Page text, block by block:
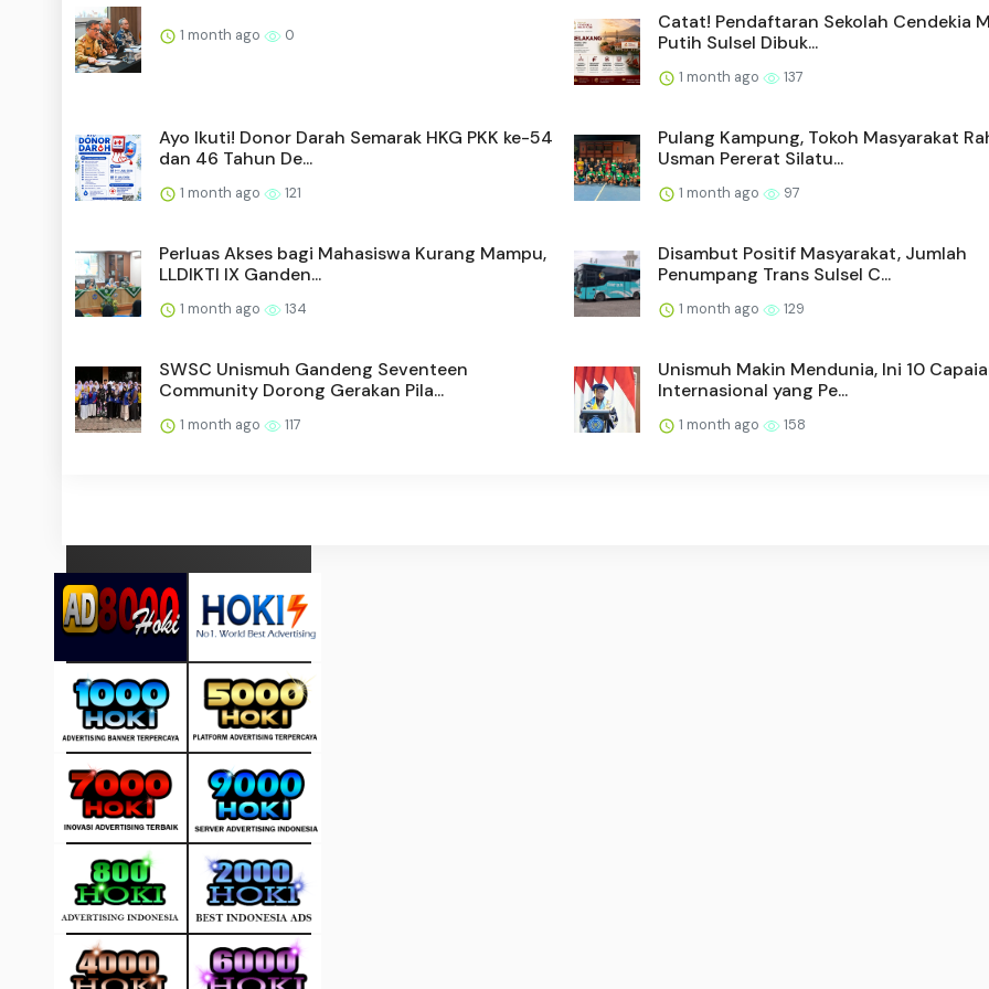
1 month ago 0
Catat! Pendaftaran Sekolah Cendekia
Putih Sulsel Dibuk...
1 month ago 137
Ayo Ikuti! Donor Darah Semarak HKG PKK ke-54
dan 46 Tahun De...
1 month ago 121
Pulang Kampung, Tokoh Masyarakat
Usman Pererat Silatu...
1 month ago 97
Perluas Akses bagi Mahasiswa Kurang Mampu,
LLDIKTI IX Ganden...
1 month ago 134
Disambut Positif Masyarakat, Jumlah
Penumpang Trans Sulsel C...
1 month ago 129
SWSC Unismuh Gandeng Seventeen
Community Dorong Gerakan Pila...
1 month ago 117
Unismuh Makin Mendunia, Ini 10
Internasional yang Pe...
1 month ago 158